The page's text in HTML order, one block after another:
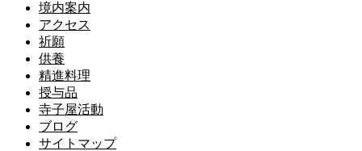
境内案内
アクセス
祈願
供養
精進料理
授与品
寺子屋活動
ブログ
サイトマップ